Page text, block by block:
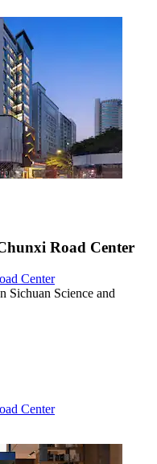
Road Center
Center
Sichuan Science and
Center